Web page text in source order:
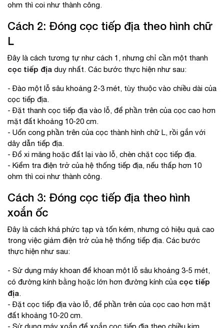
ohm thì coi như thành công.
Cách 2: Đóng cọc tiếp địa theo hình chữ
L
Đây là cách tương tự như cách 1, nhưng chỉ cần một thanh
cọc tiếp địa duy nhất. Các bước thực hiện như sau:
- Đào một lỗ sâu khoảng 2-3 mét, tùy thuộc vào chiều dài của
cọc tiếp địa.
- Đặt thanh cọc tiếp địa vào lỗ, để phần trên của cọc cao hơn
mặt đất khoảng 10-20 cm.
- Uốn cong phần trên của cọc thành hình chữ L, rồi gắn với
dây dẫn tiếp địa.
- Đổ xi măng hoặc đất lại vào lỗ, chèn chặt cọc tiếp địa.
- Kiểm tra điện trở của hệ thống tiếp địa, nếu thấp hơn 10
ohm thì coi như thành công.
Cách 3: Đóng cọc tiếp địa theo hình
xoắn ốc
Đây là cách khá phức tạp và tốn kém, nhưng có hiệu quả cao
trong việc giảm điện trở của hệ thống tiếp địa. Các bước
thực hiện như sau:
- Sử dụng máy khoan để khoan một lỗ sâu khoảng 3-5 mét,
có đường kính bằng hoặc lớn hơn đường kính của cọc tiếp
địa.
- Đặt cọc tiếp địa vào lỗ, để phần trên của cọc cao hơn mặt
đất khoảng 10-20 cm.
- Sử dụng máy xoắn để xoắn cọc tiếp địa theo chiều kim